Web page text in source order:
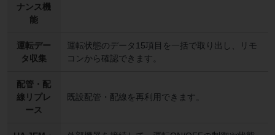
ナンス機
能
運転デー
タ収集
運転状態のデータ15項目を一括で取り出し、リモ
コンから確認できます。
配管・配
線リプレ
ース
既設配管・配線を再利用できます。